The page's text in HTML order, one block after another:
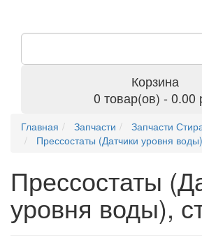
Корзина
0 товар(ов) - 0.00
Главная Запчасти
Запчасти
Прессостаты (Датчики уровня воды)
Прессостаты
уровня воды),